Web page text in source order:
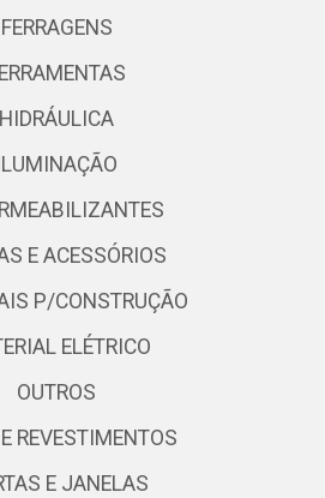
FERRAGENS
HIDRÁULICA
ILUMINAÇÃO
E ACESSÓRIOS
P/CONSTRUÇÃO
ELÉTRICO
OUTROS
REVESTIMENTOS
E JANELAS